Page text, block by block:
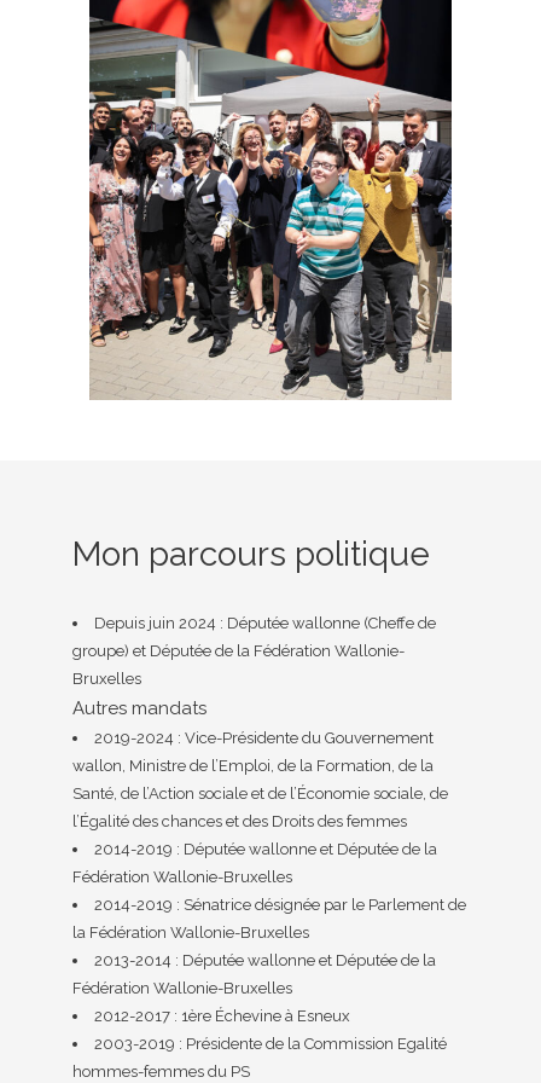
Mon parcours politique
Depuis juin 2024 : Députée wallonne (Cheffe de
groupe) et Députée de la Fédération Wallonie-
Bruxelles
Autres mandats
2019-2024 : Vice-Présidente du Gouvernement
wallon, Ministre de l’Emploi, de la Formation, de la
Santé, de l’Action sociale et de l’Économie sociale, de
l’Égalité des chances et des Droits des femmes
2014-2019 : Députée wallonne et Députée de la
Fédération Wallonie-Bruxelles
2014-2019 : Sénatrice désignée par le Parlement de
la Fédération Wallonie-Bruxelles
2013-2014 : Députée wallonne et Députée de la
Fédération Wallonie-Bruxelles
2012-2017 : 1ère Échevine à Esneux
2003-2019 : Présidente de la Commission Egalité
hommes-femmes du PS